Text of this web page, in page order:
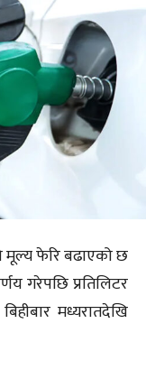
फेरि बढाएको छ
गरेपछि प्रतिलिटर
मध्यरातदेखि